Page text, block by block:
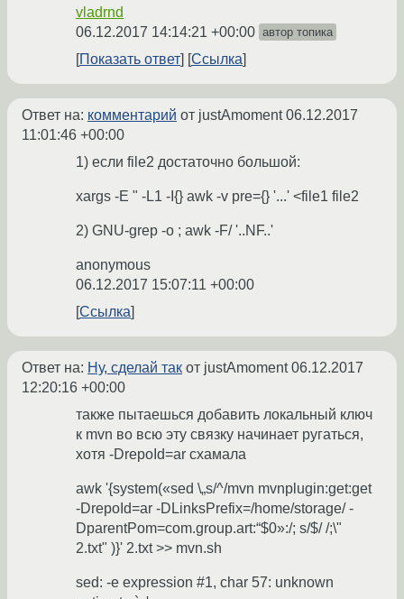
vladrnd
06.12.2017 14:14:21 +00:00 автор топика
Показать ответ Ссылка
Ответ на: комментарий от justAmoment06.12.2017
11:01:46 +00:00
1) если file2 достаточно большой:
xargs -E " -L1 -I{} awk -v pre={} '...' <file1 file2
2) GNU-grep -o ; awk -F/ '..NF..'
anonymous
06.12.2017 15:07:11 +00:00
Ссылка
Ответ на: Ну, сделай так от justAmoment06.12.2017
12:20:16 +00:00
также пытаешься добавить локальный ключ
к mvn во всю эту связку начинает ругаться,
хотя -DrepoId=ar схамала
awk '{system(«sed \„s/^/mvn mvnplugin:get:get
-DrepoId=ar -DLinksPrefix=/home/storage/ -
DparentPom=com.group.art:“$0»:/; s/$/ /;\"
2.txt" )}' 2.txt >> mvn.sh
sed: -e expression #1, char 57: unknown